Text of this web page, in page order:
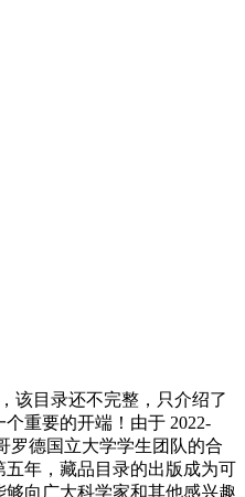
该目录还不完整，只介绍了
重要的开端！由于 2022-
罗德国立大学学生团队的合
年，藏品目录的出版成为可
向广大科学家和其他感兴趣